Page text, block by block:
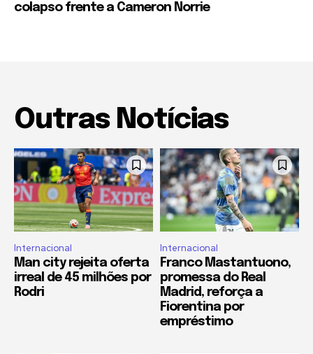
colapso frente a Cameron Norrie
Outras Notícias
Internacional
Man city rejeita oferta
irreal de 45 milhões por
Rodri
Internacional
Franco Mastantuono,
promessa do Real
Madrid, reforça a
Fiorentina por
empréstimo